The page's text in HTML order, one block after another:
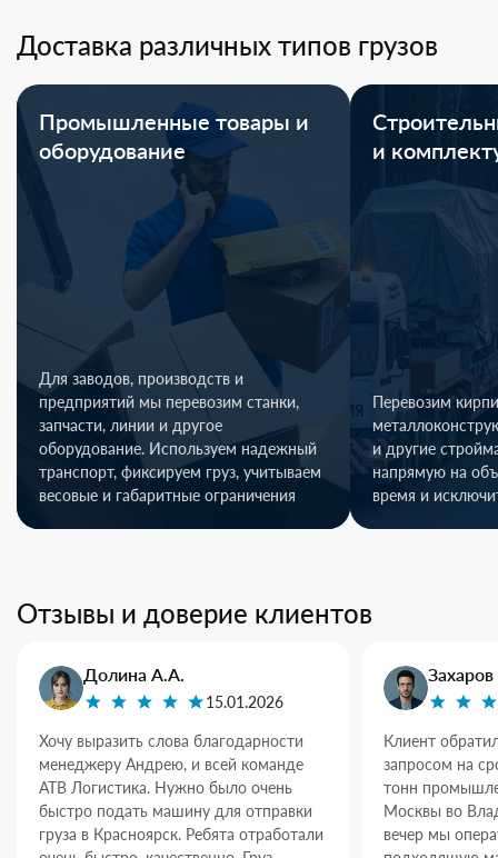
Доставка различных типов грузов
Промышленные товары и
оборудование
Для заводов, производств и
предприятий мы перевозим станки,
запчасти, линии и другое
оборудование. Используем надежный
транспорт, фиксируем груз, учитываем
весовые и габаритные ограничения
и
Перевозим
и другие
напрямую на
время и
Отзывы и доверие клиентов
Долина А.А.
15.01.2026
Хочу выразить слова благодарности
менеджеру Андрею, и всей команде
АТВ Логистика. Нужно было очень
быстро подать машину для отправки
груза в Красноярск. Ребята отработали
Клиент
запросом на
тонн
Москвы во
вечер мы